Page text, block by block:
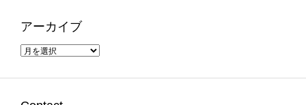
アーカイブ
ア
ブ